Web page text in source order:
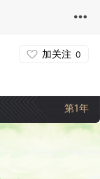
加关注 0
第1年